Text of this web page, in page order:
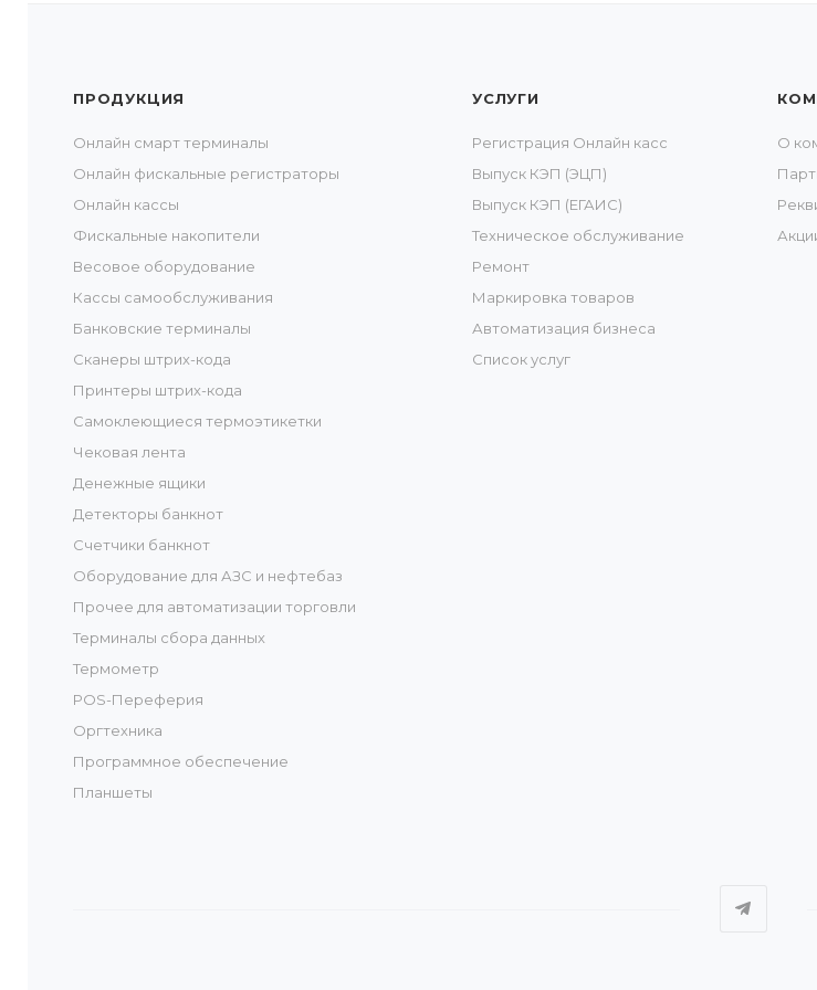
ПРОДУКЦИЯ
Онлайн смарт терминалы
Онлайн фискальные регистраторы
Онлайн кассы
Фискальные накопители
Весовое оборудование
Кассы самообслуживания
Банковские терминалы
Сканеры штрих-кода
Принтеры штрих-кода
Самоклеющиеся термоэтикетки
Чековая лента
Денежные ящики
Детекторы банкнот
Счетчики банкнот
Оборудование для АЗС и нефтебаз
Прочее для автоматизации торговли
Терминалы сбора данных
Термометр
POS-Переферия
Оргтехника
Программное обеспечение
Планшеты
УСЛУГИ
Регистрация Онлайн касс
Выпуск КЭП (ЭЦП)
Выпуск КЭП (ЕГАИС)
Техническое обслуживание
Ремонт
Маркировка товаров
Автоматизация бизнеса
Список услуг
О